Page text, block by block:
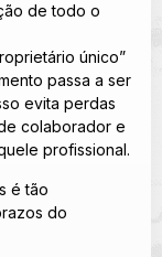
de todo o
único”
passa a ser
evita perdas
colaborador e
profissional.
é tão
do